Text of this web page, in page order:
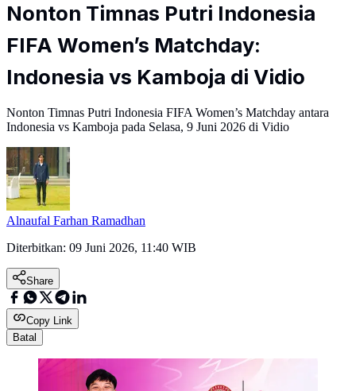
Nonton Timnas Putri Indonesia
FIFA Women’s Matchday:
Indonesia vs Kamboja di Vidio
Nonton Timnas Putri Indonesia FIFA Women’s Matchday antara
Indonesia vs Kamboja pada Selasa, 9 Juni 2026 di Vidio
Alnaufal Farhan Ramadhan
Diterbitkan: 09 Juni 2026, 11:40 WIB
Share
Copy Link
Batal